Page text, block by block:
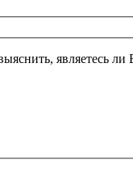
являетесь